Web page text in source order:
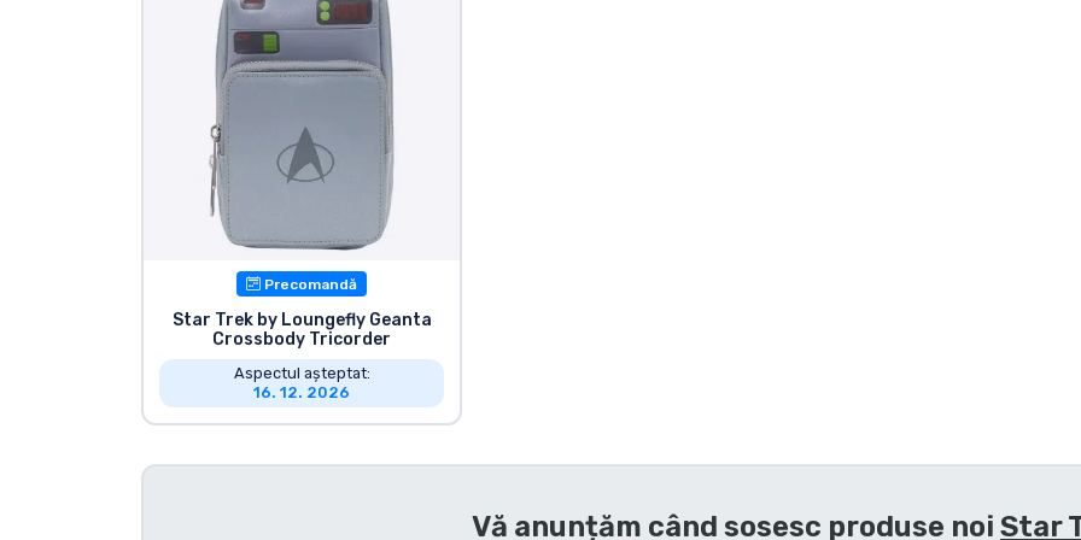
Precomandă
Star Trek by Loungefly Geanta
Crossbody Tricorder
Aspectul așteptat:
16. 12. 2026
Vă anunțăm când sosesc produse noi Star
Sortare după serie
Sortare după filme
Sortare după desene
Sortare după Anime
Sortare după jocuri
Sortare după sport
Sortare după muzică